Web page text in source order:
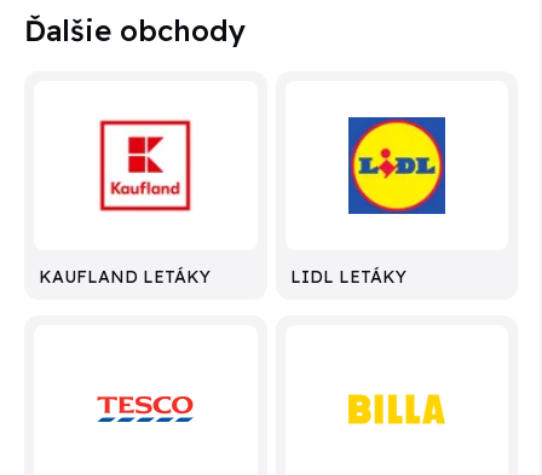
Ďalšie obchody
KAUFLAND LETÁKY LIDL LETÁKY